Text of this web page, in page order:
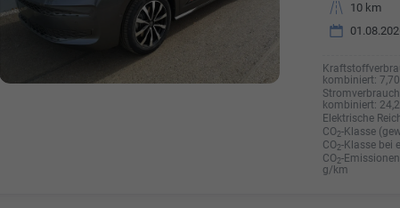
Kilometerstand
10 km
kombiniert:
kombiniert:
Elektrische
CO2-Klasse
CO2-Klasse bei
CO2-
g/km